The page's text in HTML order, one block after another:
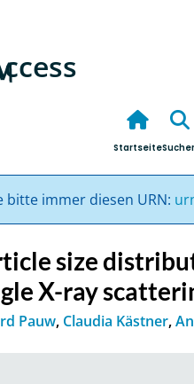
Startseite
bitte immer diesen URN:
size
X-ray
Pauw, Claudia Kästner,